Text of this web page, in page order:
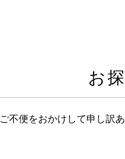
お
ご不便をおかけして申し訳